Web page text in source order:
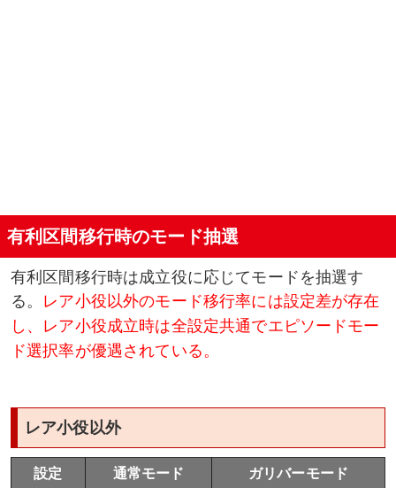
有利区間移行時のモード抽選
有利区間移行時は成立役に応じてモードを抽選す
る。 レア小役以外のモード移行率には設定差が存在
し、レア小役成立時は全設定共通でエピソードモー
ド選択率が優遇されている。
レア小役以外
設定 通常モード ガリバーモード